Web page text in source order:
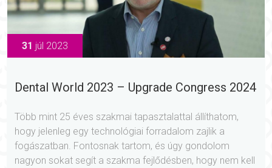
31 júl 2023
Dental World 2023 – Upgrade Congress 2024
Több mint 25 éves szakmai tapasztalattal állíthatom,
hogy jelenleg egy technológiai forradalom zajlik a
fogászatban. Fontosnak tartom, és úgy gondolom
nagyon sokat segít a szakma fejlődésben, hogy nem kell